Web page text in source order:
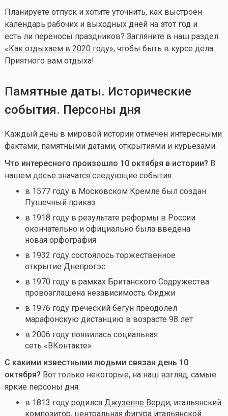
Планируете отпуск и хотите уточнить, как выстроен
календарь рабочих и выходных дней на этот год и
есть ли переносы праздников? Загляните в наш раздел
«Как отдыхаем в 2020 году», чтобы быть в курсе дела.
Приятного вам отдыха!
Памятные даты. Исторические
события. Персоны дня
Каждый день в мировой истории отмечен интересными
фактами, памятными датами, открытиями и курьезами.
Что интересного произошло 10 октября в истории? В
нашем досье значатся следующие события:
в 1577 году в Московском Кремле был создан
Пушечный приказ
в 1918 году в результате реформы в России
окончательно и официально была введена
новая орфография
в 1932 году состоялось торжественное
открытие Днепрогэс
в 1970 году в рамках Британского Содружества
провозглашена независимость Фиджи
в 1976 году греческий бегун преодолел
марафонскую дистанцию в возрасте 98 лет
в 2006 году появилась социальная
сеть «ВКонтакте»
С какими известными людьми связан день 10
октября? Вот только некоторые, на наш взгляд, самые
яркие персоны дня:
в 1813 году родился Джузеппе Верди, итальянский
композитор, центральная фигура итальянской